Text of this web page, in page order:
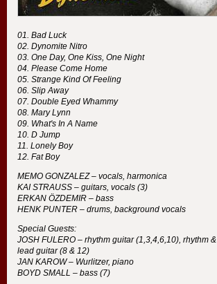
Bad Luck
Dynomite Nitro
One Day, One Kiss, One Night
Please Come Home
Strange Kind Of Feeling
Slip Away
Double Eyed Whammy
Mary Lynn
What's In A Name
D Jump
Lonely Boy
Fat Boy
MEMO GONZALEZ– vocals, harmonica
KAI STRAUSS – guitars, vocals (3)
ERKAN ÖZDEMIR – bass
HENK PUNTER – drums, background vocals
Special Guests:
JOSH FULERO – rhythm guitar (1,3,4,6,10), rhythm &
lead guitar (8 & 12)
JAN KAROW– Wurlitzer, piano
BOYD SMALL – bass (7)